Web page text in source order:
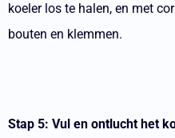
koeler los te halen, en met
bouten en klemmen.
Stap 5: Vul en ontlucht het